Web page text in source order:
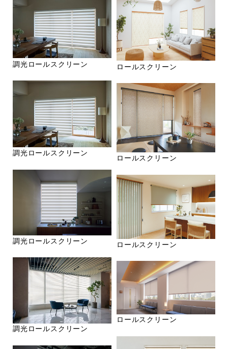
調光ロールスクリーン
調光ロールスクリーン
調光ロールスクリーン
調光ロールスクリーン
ロールスクリーン
ロールスクリーン
ロールスクリーン
ロールスクリーン